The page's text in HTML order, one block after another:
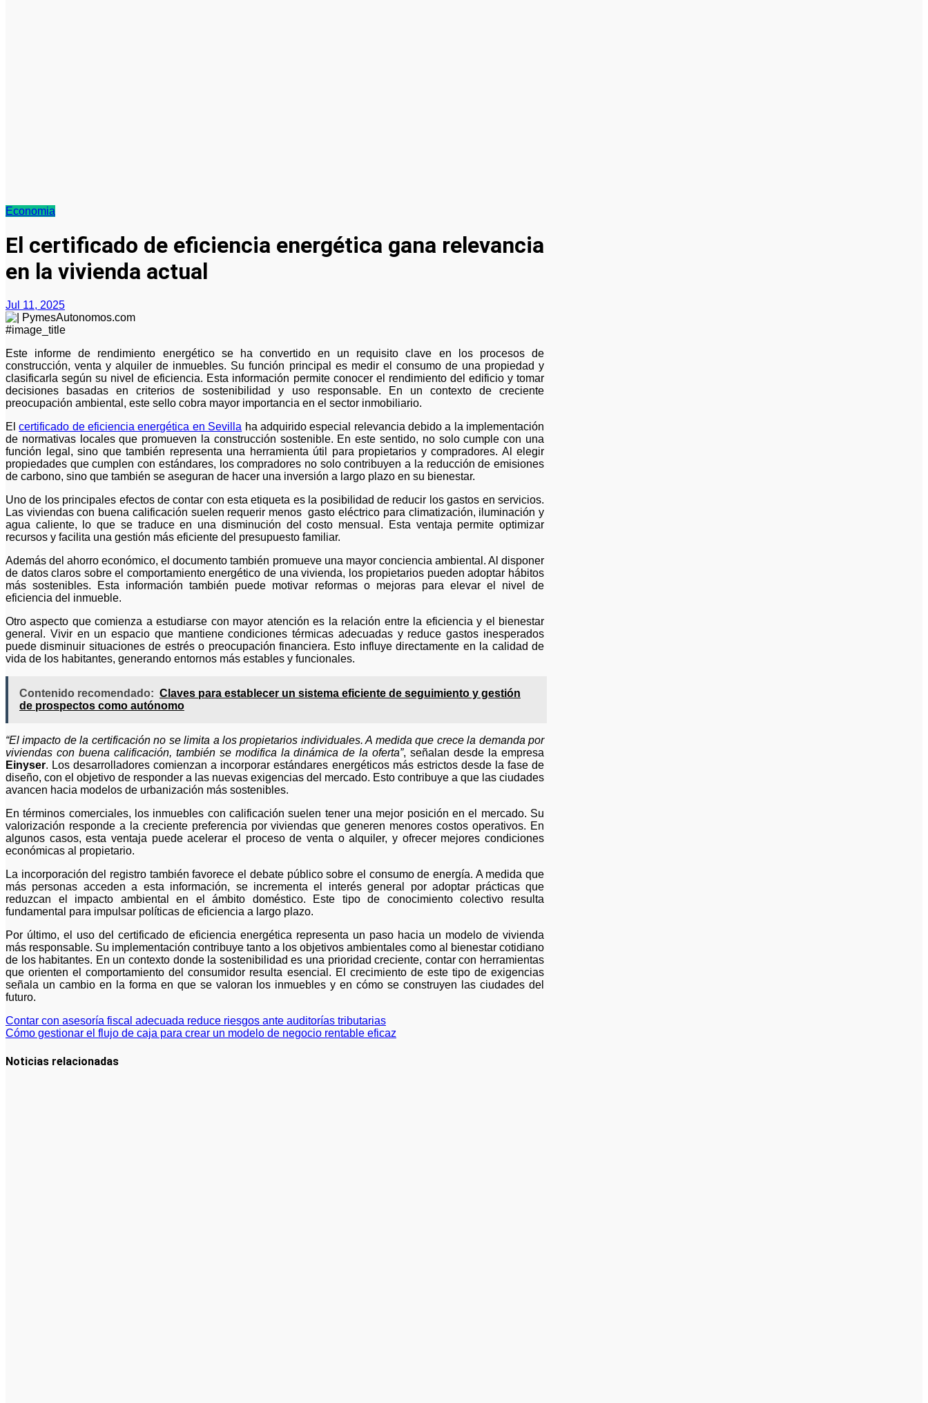
Economia
El certificado de eficiencia energética gana relevancia
en la vivienda actual
Jul 11, 2025
#image_title
Este informe de rendimiento energético se ha convertido en un requisito clave en los procesos de
construcción, venta y alquiler de inmuebles. Su función principal es medir el consumo de una propiedad y
clasificarla según su nivel de eficiencia. Esta información permite conocer el rendimiento del edificio y tomar
decisiones basadas en criterios de sostenibilidad y uso responsable. En un contexto de creciente
preocupación ambiental, este sello cobra mayor importancia en el sector inmobiliario.
Elcertificado de eficiencia energética en Sevilla ha adquirido especial relevancia debido a la implementación
de normativas locales que promueven la construcción sostenible. En este sentido, no solo cumple con una
función legal, sino que también representa una herramienta útil para propietarios y compradores. Al elegir
propiedades que cumplen con estándares, los compradores no solo contribuyen a la reducción de emisiones
de carbono, sino que también se aseguran de hacer una inversión a largo plazo en su bienestar.
Uno de los principales efectos de contar con esta etiqueta es la posibilidad de reducir los gastos en servicios.
Las viviendas con buena calificación suelen requerir menos gasto eléctrico para climatización, iluminación y
agua caliente, lo que se traduce en una disminución del costo mensual. Esta ventaja permite optimizar
recursos y facilita una gestión más eficiente del presupuesto familiar.
Además del ahorro económico, el documento también promueve una mayor conciencia ambiental. Al disponer
de datos claros sobre el comportamiento energético de una vivienda, los propietarios pueden adoptar hábitos
más sostenibles. Esta información también puede motivar reformas o mejoras para elevar el nivel de
eficiencia del inmueble.
Otro aspecto que comienza a estudiarse con mayor atención es la relación entre la eficiencia y el bienestar
general. Vivir en un espacio que mantiene condiciones térmicas adecuadas y reduce gastos inesperados
puede disminuir situaciones de estrés o preocupación financiera. Esto influye directamente en la calidad de
vida de los habitantes, generando entornos más estables y funcionales.
Contenido recomendado: Claves para establecer un sistema eficiente de seguimiento y gestión
de prospectos como autónomo
“El impacto de la certificación no se limita a los propietarios individuales. A medida que crece la demanda por
viviendas con buena calificación, también se modifica la dinámica de la oferta”, señalan desde la empresa
Einyser. Los desarrolladores comienzan a incorporar estándares energéticos más estrictos desde la fase de
diseño, con el objetivo de responder a las nuevas exigencias del mercado. Esto contribuye a que las ciudades
avancen hacia modelos de urbanización más sostenibles.
En términos comerciales, los inmuebles con calificación suelen tener una mejor posición en el mercado. Su
valorización responde a la creciente preferencia por viviendas que generen menores costos operativos. En
algunos casos, esta ventaja puede acelerar el proceso de venta o alquiler, y ofrecer mejores condiciones
económicas al propietario.
La incorporación del registro también favorece el debate público sobre el consumo de energía. A medida que
más personas acceden a esta información, se incrementa el interés general por adoptar prácticas que
reduzcan el impacto ambiental en el ámbito doméstico. Este tipo de conocimiento colectivo resulta
fundamental para impulsar políticas de eficiencia a largo plazo.
Por último, el uso del certificado de eficiencia energética representa un paso hacia un modelo de vivienda
más responsable. Su implementación contribuye tanto a los objetivos ambientales como al bienestar cotidiano
de los habitantes. En un contexto donde la sostenibilidad es una prioridad creciente, contar con herramientas
que orienten el comportamiento del consumidor resulta esencial. El crecimiento de este tipo de exigencias
señala un cambio en la forma en que se valoran los inmuebles y en cómo se construyen las ciudades del
futuro.
Navegación
de
entradas
Contar con asesoría fiscal adecuada reduce riesgos ante auditorías tributarias
Cómo gestionar el flujo de caja para crear un modelo de negocio rentable eficaz
Noticias relacionadas